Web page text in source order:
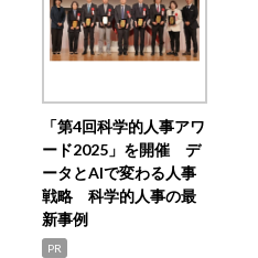
「第4回科学的人事アワ
ード2025」を開催 デ
ータとAIで変わる人事
戦略 科学的人事の最
新事例
PR